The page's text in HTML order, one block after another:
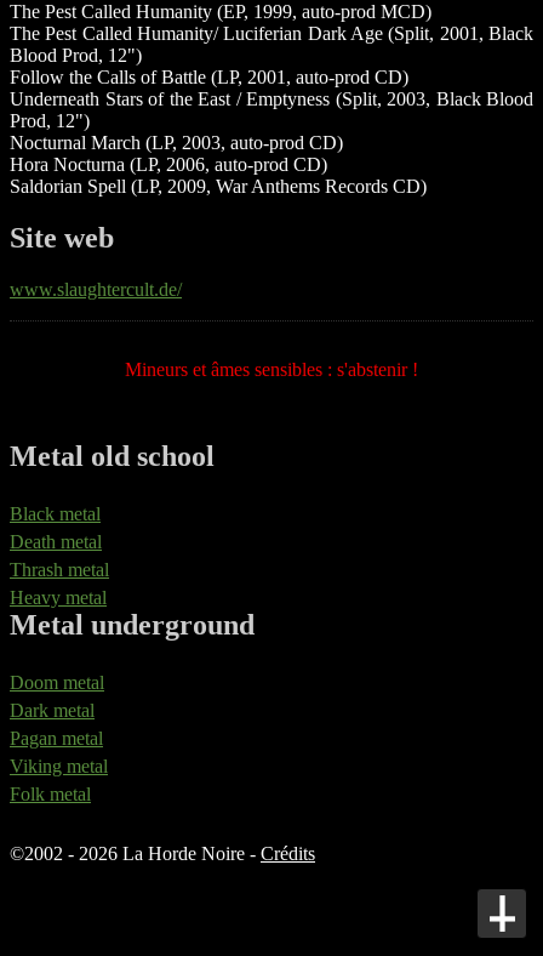
The Pest Called Humanity (EP, 1999, auto-prod MCD)
The Pest Called Humanity/ Luciferian Dark Age (Split, 2001, Black
Blood Prod, 12")
Follow the Calls of Battle (LP, 2001, auto-prod CD)
Underneath Stars of the East / Emptyness (Split, 2003, Black Blood
Prod, 12")
Nocturnal March (LP, 2003, auto-prod CD)
Hora Nocturna (LP, 2006, auto-prod CD)
Saldorian Spell (LP, 2009, War Anthems Records CD)
Site web
www.slaughtercult.de/
Mineurs et âmes sensibles : s'abstenir !
Metal old school
Black metal
Death metal
Thrash metal
Heavy metal
Metal underground
Doom metal
Dark metal
Pagan metal
Viking metal
Folk metal
©2002 - 2026 La Horde Noire - Crédits